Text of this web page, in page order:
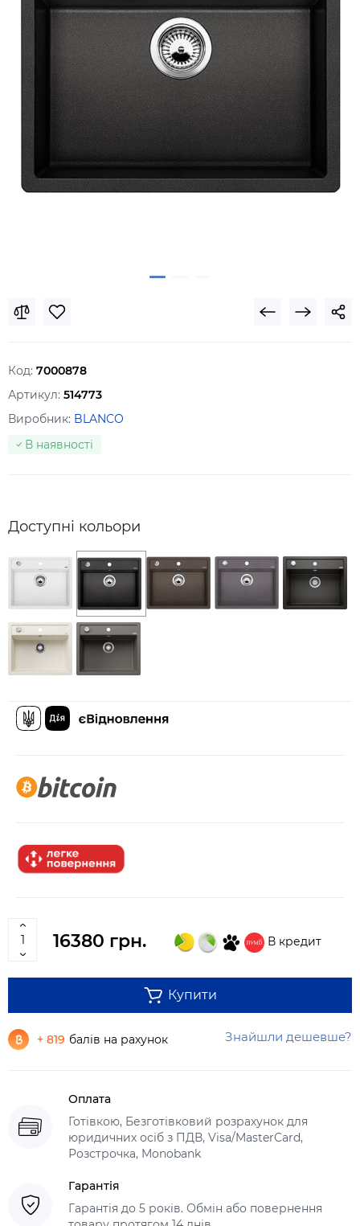
Код: 7000878
Артикул: 514773
Виробник: BLANCO
В наявності
Доступні кольори
16380 грн. В кредит
Купити
+ 819 балів на рахунок Знайшли дешевше?
Оплата
Готівкою, Безготівковий розрахунок для
юридичних осіб з ПДВ, Visa/MasterCard,
Розстрочка, Monobank
Гарантія
Гарантія до 5 років. Обмін або повернення